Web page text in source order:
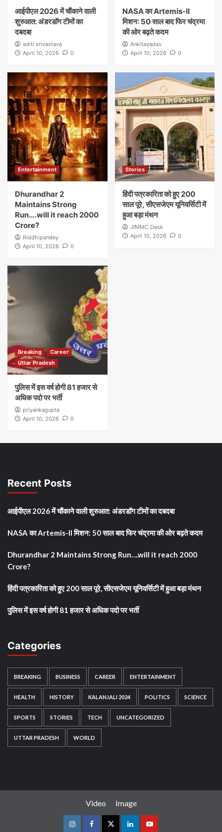
आईपीएल 2026 में चौंकाने वाली
शुरुआत: अंडरडॉग टीमों का
दबदबा
aditi srivastava
April 10, 2026
0
NASA का Artemis-II
मिशन: 50 साल बाद फिर चंद्रमा
की ओर बढ़ते कदम
Ankitayadav
April 10, 2026
0
Entertainment
Dhurandhar 2
Maintains Strong
Run….will it reach 2000
Crore?
Riddhipandey
April 10, 2026
0
Stories
हिंदी पत्रकारिता को हुए 200
साल पूरे, सीएसजेएम यूनिवर्सिटी में
हुआ बड़ा मंथन
JIMMC Desk
April 10, 2026
0
Breaking
Career
Uttar Pradesh
पुलिस में इस वर्ष होगी 81 हजार से
अधिक पदो पर भर्ती
priyankagupta
April 10, 2026
0
Recent Posts
आईपीएल 2026 में चौंकाने वाली शुरुआत: अंडरडॉग टीमों का दबदबा
NASA का Artemis-II मिशन: 50 साल बाद फिर चंद्रमा की ओर बढ़ते कदम
Dhurandhar 2 Maintains Strong Run….will it reach 2000
Crore?
हिंदी पत्रकारिता को हुए 200 साल पूरे, सीएसजेएम यूनिवर्सिटी में हुआ बड़ा मंथन
पुलिस में इस वर्ष होगी 81 हजार से अधिक पदो पर भर्ती
Categories
BREAKING BUSINESS CAREER ENTERTAINMENT
HEALTH HISTORY KALANJALI 2024 POLITICS SCIENCE
SPORTS STORIES TECH UNCATEGORIZED
UTTAR PRADESH WORLD
Video Image